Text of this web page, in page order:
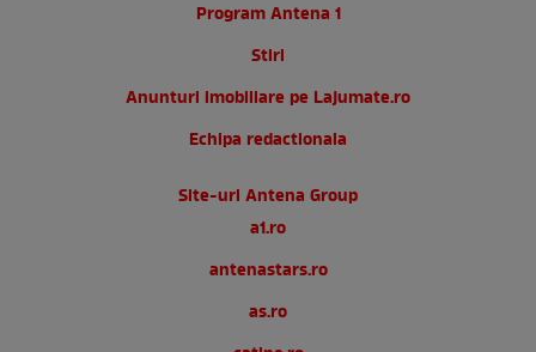
Program Antena 1
Stiri
Anunturi imobiliare pe Lajumate.ro
Echipa redactionala
Site-uri Antena Group
a1.ro
antenastars.ro
as.ro